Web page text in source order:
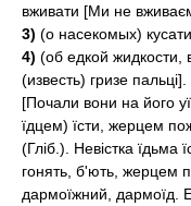
вживати [Ми не
3) (о насекомых)
4) (об едкой жидкости,
(известь) гризе пальці].
[Почали вони на його
їдцем) їсти, жерцем
(Гліб.). Невістка їдьма
гонять, б'ють, жерцем
дармоїжний, дармоїд.